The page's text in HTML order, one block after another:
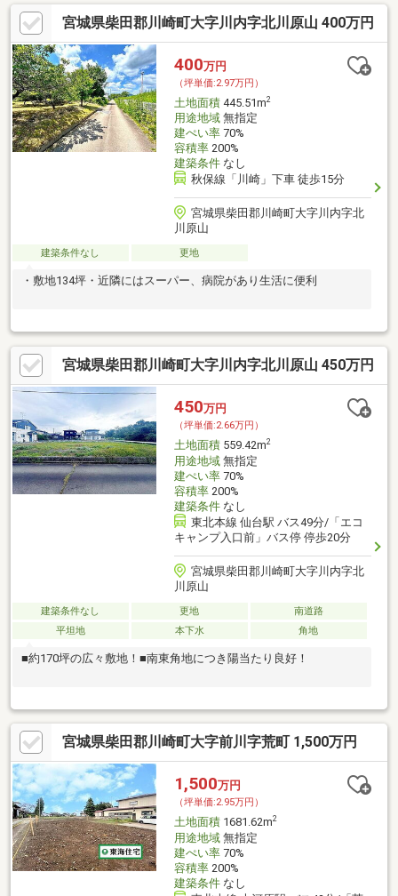
宮城県柴田郡川崎町大字川内字北川原山 400万円
400万円
（坪単価:2.97万円）
土地面積445.51m2
用途地域無指定
建ぺい率70%
容積率200%
建築条件なし
秋保線「川崎」下車 徒歩15分
宮城県柴田郡川崎町大字川内字北
川原山
建築条件なし 更地
・敷地134坪・近隣にはスーパー、病院があり生活に便利
宮城県柴田郡川崎町大字川内字北川原山 450万円
450万円
（坪単価:2.66万円）
土地面積559.42m2
用途地域無指定
建ぺい率70%
容積率200%
建築条件なし
東北本線 仙台駅 バス49分/「エコ
キャンプ入口前」バス停 停歩20分
宮城県柴田郡川崎町大字川内字北
川原山
建築条件なし 更地
南道路
平坦地
本下水 角地
■約170坪の広々敷地！■南東角地につき陽当たり良好！
宮城県柴田郡川崎町大字前川字荒町 1,500万円
1,500万円
（坪単価:2.95万円）
土地面積1681.62m2
用途地域無指定
建ぺい率70%
容積率200%
建築条件なし